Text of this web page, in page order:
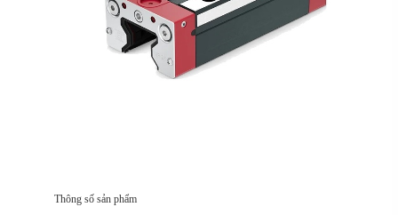
Thông số sản phẩm